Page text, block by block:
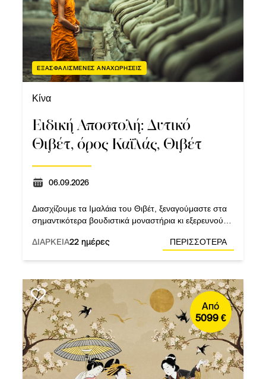
Άπω Ανατολή
Κεντρική Ασία
Μέση Ανατολή
Νοτιοανατολική Ασία
Ινδική Υποήπειρος
Ευρώπη
Ελλάδα
Λατινική Αμερική
Καναδάς
ΕΞΑΣΦΑΛΙΣΜΕΝΕΣ ΑΝΑΧΩΡΗΣΕΙΣ
Κίνα
Ειδική Αποστολή: Δυτικό
Θιβέτ, όρος Καϊλάς, Θιβέτ
06.09.2026
Διασχίζουμε τα Ιμαλάια του Θιβέτ, ξεναγούμαστε στα
σημαντικότερα βουδιστικά μοναστήρια κι εξερευνούμε
στην Κατμαντού και Τσενγκτού.
ΔΙΑΡΚΕΙΑ22 ημέρες ΠΕΡΙΣΣΟΤΕΡΑ
Από
5099 €